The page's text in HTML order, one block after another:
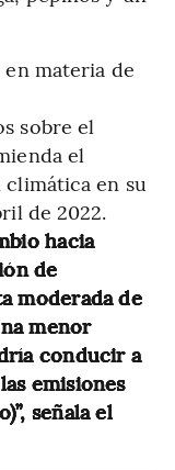
materia de
sobre el
el
en su
de 2022.
hacia
de
moderada de
menor
conducir a
emisiones
señala el